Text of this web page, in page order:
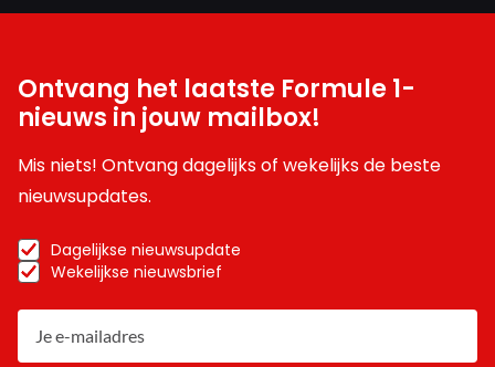
Ontvang het laatste Formule 1-
nieuws in jouw mailbox!
Mis niets! Ontvang dagelijks of wekelijks de beste
nieuwsupdates.
Dagelijkse nieuwsupdate
Wekelijkse nieuwsbrief